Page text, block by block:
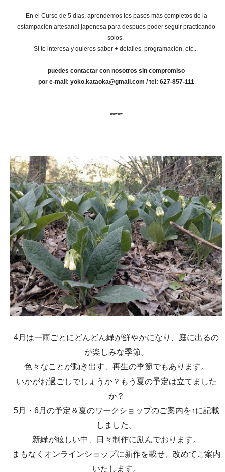
En el Curso de 5 días, aprendemos los pasos más completos de la
estampación artesanal japonesa para despues poder seguir practicando
solos.
Si te interesa y quieres saber + detalles, programación, etc...
puedes contactar con nosotros sin compromiso
por e-mail: yoko.kataoka@gmail.com / tel: 627-857-111
*****
4月は一雨ごとにどんどん緑が鮮やかになり、庭に出るの
が楽しみな季節。
色々なことが動き出す、再生の季節でもあります。
いかがお過ごしでしょうか？もう夏の予定は立てました
か？
5月・6月の予定＆夏のワークショップのご案内を↑に記載
しました。
新緑が眩しい中、日々制作に励んでおります。
まもなくオンラインショップに新作を載せ、改めてご案内
いたします。